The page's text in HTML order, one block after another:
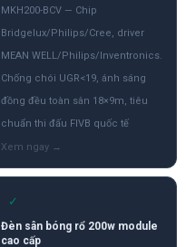
MKH200-BCV — Chip
Bridgelux/Philips/Cree, driver
MEAN WELL/Philips/Inventronics.
Chống chói UGR<19, ánh sáng
đồng đều toàn sân 18×9m, tiêu
chuẩn thi đấu FIVB quốc tế
✓
Đèn sân bóng rổ 200w module
cao cấp